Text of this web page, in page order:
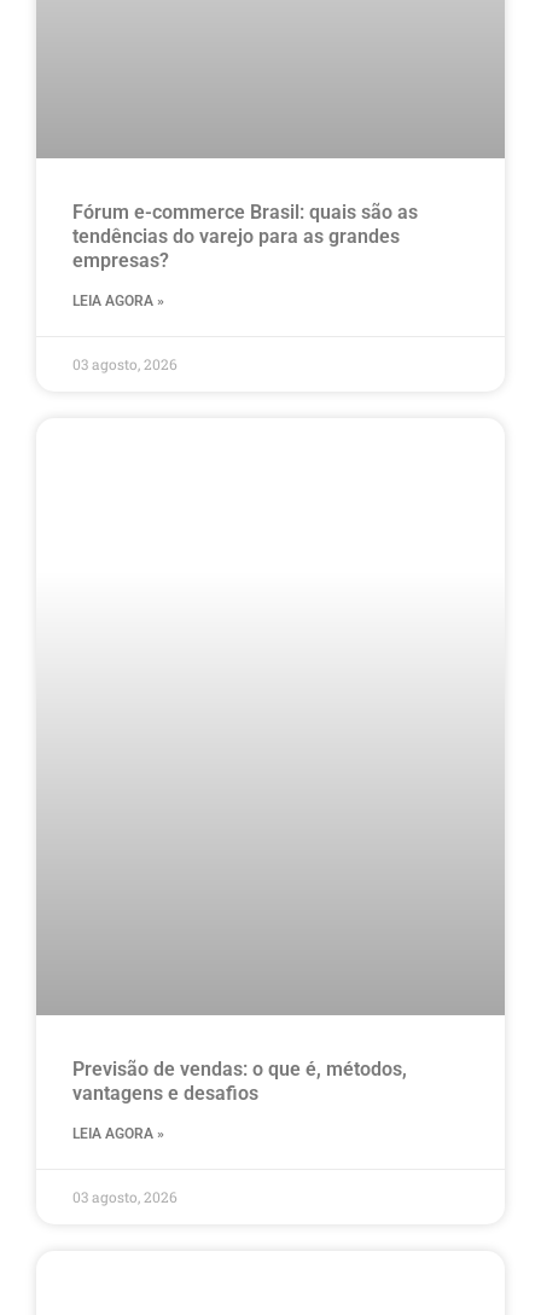
Fórum e-commerce Brasil: quais são as
tendências do varejo para as grandes
empresas?
LEIA AGORA »
03 agosto, 2026
Previsão de vendas: o que é, métodos,
vantagens e desafios
LEIA AGORA »
03 agosto, 2026